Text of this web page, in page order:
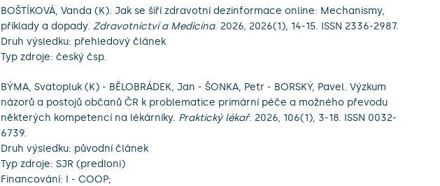
BOŠTÍKOVÁ, Vanda (K). Jak se šíří zdravotní dezinformace online: Mechanismy,
příklady a dopady. Zdravotnictví a Medicína. 2026, 2026(1), 14-15. ISSN 2336-2987.
Druh výsledku: přehledový článek
Typ zdroje: český čsp.
BÝMA, Svatopluk (K) - BĚLOBRÁDEK, Jan - ŠONKA, Petr - BORSKÝ, Pavel. Výzkum
názorů a postojů občanů ČR k problematice primární péče a možného převodu
některých kompetencí na lékárníky. Praktický lékař. 2026, 106(1), 3-18. ISSN 0032-
6739.
Druh výsledku: původní článek
Typ zdroje: SJR (predloni)
Financování: I - COOP;